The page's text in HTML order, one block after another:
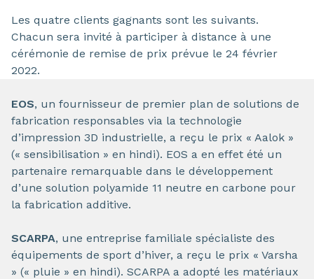
Les quatre clients gagnants sont les suivants.
Chacun sera invité à participer à distance à une
cérémonie de remise de prix prévue le 24 février
2022.
EOS, un fournisseur de premier plan de solutions de
fabrication responsables via la technologie
d’impression 3D industrielle, a reçu le prix « Aalok »
(« sensibilisation » en hindi). EOS a en effet été un
partenaire remarquable dans le développement
d’une solution polyamide 11 neutre en carbone pour
la fabrication additive.
SCARPA, une entreprise familiale spécialiste des
équipements de sport d’hiver, a reçu le prix « Varsha
» (« pluie » en hindi). SCARPA a adopté les matériaux